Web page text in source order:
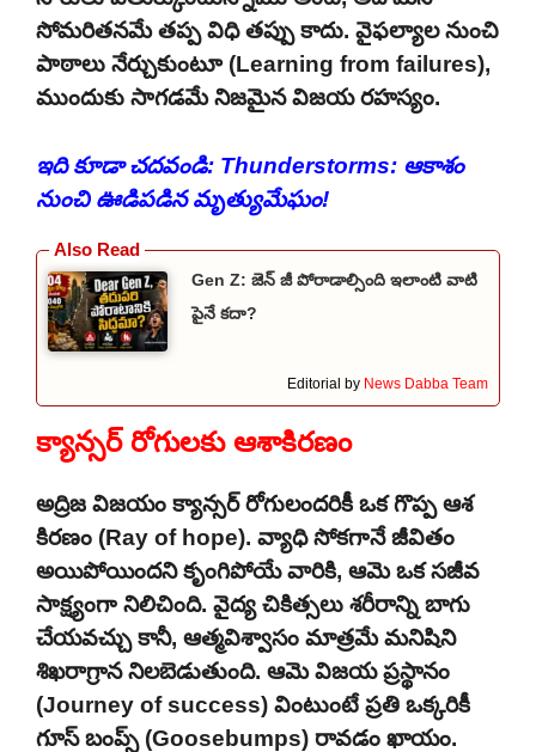
సోమరితనమే తప్ప విధి తప్పు కాదు. వైఫల్యాల నుంచి
పాఠాలు నేర్చుకుంటూ (Learning from failures),
ముందుకు సాగడమే నిజమైన విజయ రహస్యం.
ఇది కూడా చదవండి: Thunderstorms: ఆకాశం
నుంచి ఊడిపడిన మృత్యుమేఘం!
Gen Z: జెన్ జీ పోరాడాల్సింది ఇలాంటి వాటి
పైనే కదా?
Editorial by News Dabba Team
క్యాన్సర్ రోగులకు ఆశాకిరణం
అద్రిజ విజయం క్యాన్సర్ రోగులందరికీ ఒక గొప్ప ఆశ
కిరణం (Ray of hope). వ్యాధి సోకగానే జీవితం
అయిపోయిందని కృంగిపోయే వారికి, ఆమె ఒక సజీవ
సాక్ష్యంగా నిలిచింది. వైద్య చికిత్సలు శరీరాన్ని బాగు
చేయవచ్చు కానీ, ఆత్మవిశ్వాసం మాత్రమే మనిషిని
శిఖరాగ్రాన నిలబెడుతుంది. ఆమె విజయ ప్రస్థానం
(Journey of success) వింటుంటే ప్రతి ఒక్కరికీ
గూస్ బంప్స్ (Goosebumps) రావడం ఖాయం.